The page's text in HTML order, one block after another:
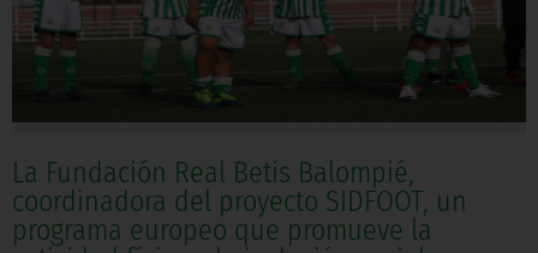
La Fundación Real Betis Balompié,
coordinadora del proyecto SIDFOOT, un
programa europeo que promueve la